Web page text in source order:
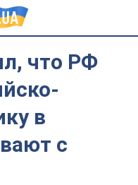
что РФ
в
с